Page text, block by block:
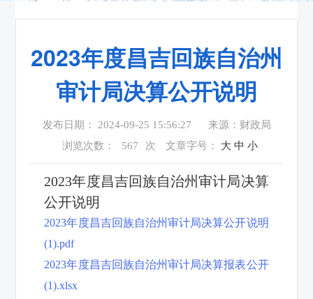
2023年度昌吉回族自治州
审计局决算公开说明
发布日期： 2024-09-25 15:56:27
来源：财政局
浏览次数：
567 次 文章字号： 大 中 小
2023年度昌吉回族自治州审计局决算
公开说明
2023年度昌吉回族自治州审计局决算公开说明
(1).pdf
2023年度昌吉回族自治州审计局决算报表公开
(1).xlsx